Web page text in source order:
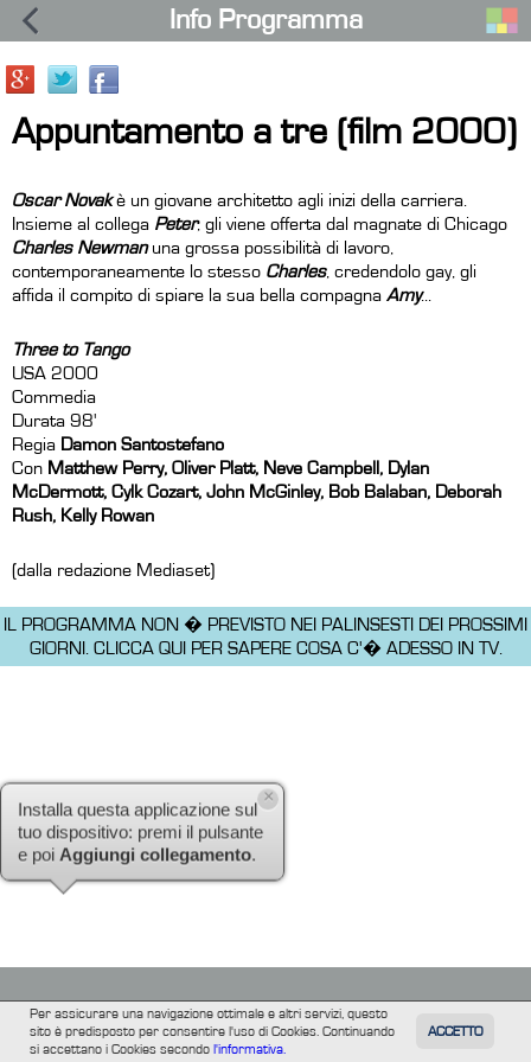
TUTTI FILM
Per assicurare una navigazione ottimale e altri servizi, questo
sito è predisposto per consentire l'uso di Cookies. Continuando
si accettano i Cookies secondol'informativa.
ACCETTO
Info Programma
Appuntamento a tre (film 2000)
Oscar Novakè un giovane architetto agli inizi della carriera.
Insieme al collega Peter, gli viene offerta dal magnate di Chicago
Charles Newmanuna grossa possibilità di lavoro,
contemporaneamente lo stesso Charles, credendolo gay, gli
affida il compito di spiare la sua bella compagna Amy...
Three to Tango
USA 2000
Commedia
Durata 98'
Regia Damon Santostefano
Con Matthew Perry, Oliver Platt, Neve Campbell, Dylan
McDermott, Cylk Cozart, John McGinley, Bob Balaban, Deborah
Rush, Kelly Rowan
(dalla redazione Mediaset)
IL PROGRAMMA NON � PREVISTO NEI PALINSESTI DEI PROSSIMI
GIORNI. CLICCA QUI PER SAPERE COSA C'� ADESSO IN TV.
Installa questa applicazione sul
tuo dispositivo: premi il pulsante